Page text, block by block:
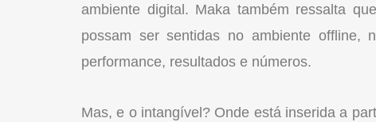
ambiente digital. Maka também ressalta
possam ser sentidas no ambiente offline,
performance, resultados e números.
Mas, e o intangível? Onde está inserida a